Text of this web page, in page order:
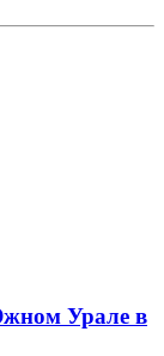
Урале в